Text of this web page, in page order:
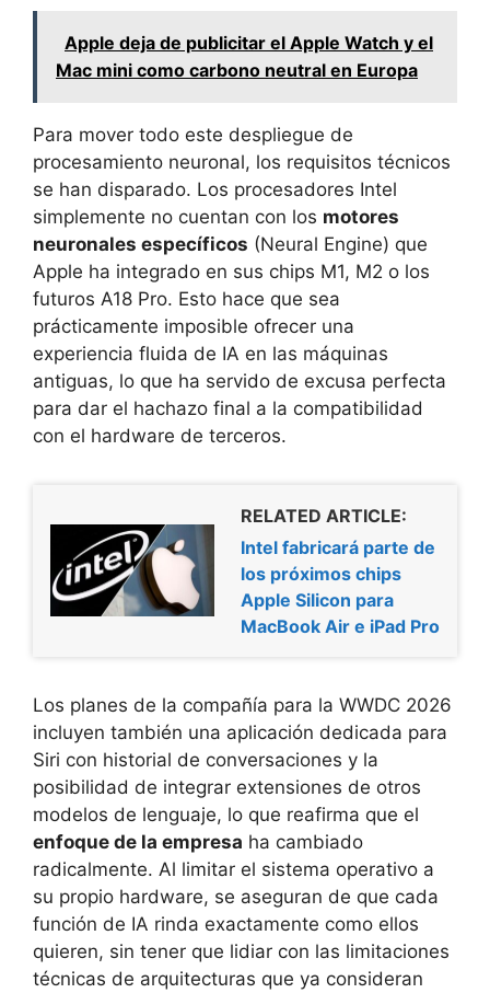
Apple deja de publicitar el Apple Watch y el
Mac mini como carbono neutral en Europa
Para mover todo este despliegue de
procesamiento neuronal, los requisitos técnicos
se han disparado. Los procesadores Intel
simplemente no cuentan con los motores
neuronales específicos (Neural Engine) que
Apple ha integrado en sus chips M1, M2 o los
futuros A18 Pro. Esto hace que sea
prácticamente imposible ofrecer una
experiencia fluida de IA en las máquinas
antiguas, lo que ha servido de excusa perfecta
para dar el hachazo final a la compatibilidad
con el hardware de terceros.
RELATED ARTICLE:
Intel fabricará parte de
los próximos chips
Apple Silicon para
MacBook Air e iPad Pro
Los planes de la compañía para la WWDC 2026
incluyen también una aplicación dedicada para
Siri con historial de conversaciones y la
posibilidad de integrar extensiones de otros
modelos de lenguaje, lo que reafirma que el
enfoque de la empresa ha cambiado
radicalmente. Al limitar el sistema operativo a
su propio hardware, se aseguran de que cada
función de IA rinda exactamente como ellos
quieren, sin tener que lidiar con las limitaciones
técnicas de arquitecturas que ya consideran